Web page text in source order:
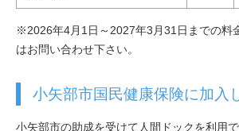
※2026年4月1日～2027年3月31日までの料
はお問い合わせ下さい。
小矢部市国民健康保険に加入
小矢部市の助成を受けて人間ドックを利用